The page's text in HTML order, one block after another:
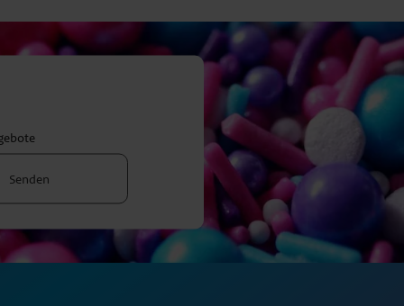
Senden